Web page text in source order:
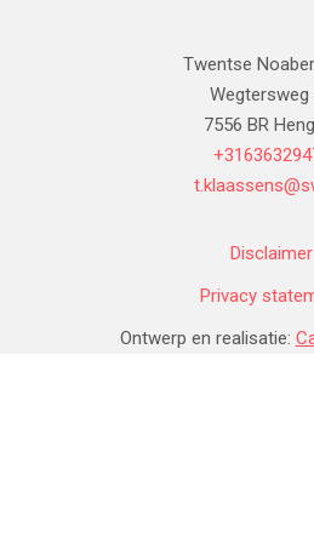
Twentse
Wegtersweg
7556 BR
Disclaimer
Privacy
Ontwerp en realisatie: